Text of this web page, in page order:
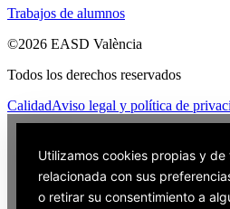
Trabajos de alumnos
©2026 EASD València
Todos los derechos reservados
CalidadAviso legal y política de
Utilizamos cookies propias y
relacionada con sus
o retirar su consentimiento a